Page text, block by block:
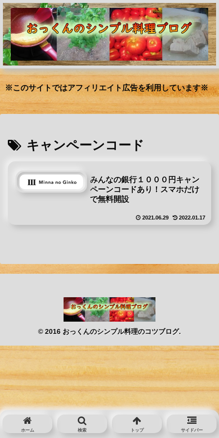
※このサイトではアフィリエイト広告を利用しています※
キャンペーンコード
みんなの銀行１０００円キャン
ペーンコードあり！スマホだけ
で無料開設
2021.06.29 2022.01.17
© 2016 おっくんのシンプル料理のコツブログ.
ホーム 検索 トップ サイドバー